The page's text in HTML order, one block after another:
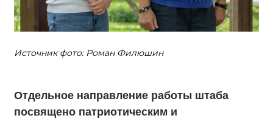
Источник фото: Роман Филюшин
Отдельное направление работы штаба
посвящено патриотическим и